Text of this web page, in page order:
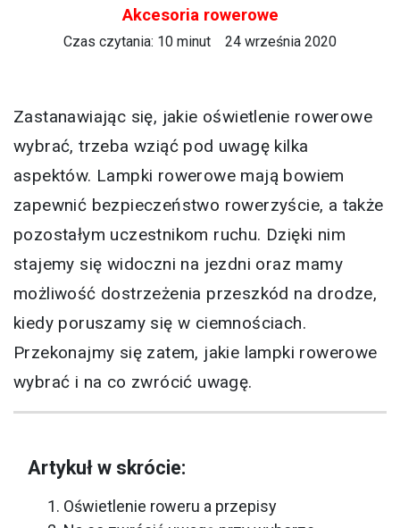
Akcesoria rowerowe
Czas czytania: 10 minut 24 września 2020
Zastanawiając się, jakie oświetlenie rowerowe
wybrać, trzeba wziąć pod uwagę kilka
aspektów. Lampki rowerowe mają bowiem
zapewnić bezpieczeństwo rowerzyście, a także
pozostałym uczestnikom ruchu. Dzięki nim
stajemy się widoczni na jezdni oraz mamy
możliwość dostrzeżenia przeszkód na drodze,
kiedy poruszamy się w ciemnościach.
Przekonajmy się zatem, jakie lampki rowerowe
wybrać i na co zwrócić uwagę.
Artykuł w skrócie:
Oświetlenie roweru a przepisy